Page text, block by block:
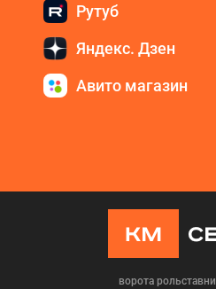
Рутуб
Яндекс. Дзен
Авито магазин
ворота